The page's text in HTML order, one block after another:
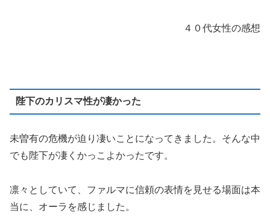
４０代女性の感想
陛下のカリスマ性が凄かった
未曽有の危機が迫り凄いことになってきました。そんな中
でも陛下が凄くかっこよかったです。
凛々としていて、ファルマに信頼の表情を見せる場面は本
当に、オーラを感じました。